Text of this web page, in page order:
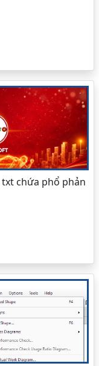
chứa phổ phản